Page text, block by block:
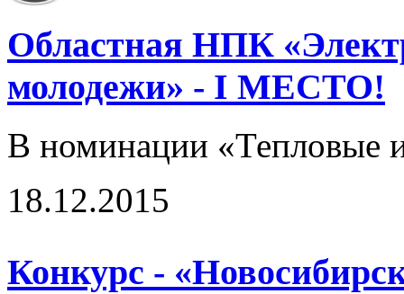
Областная НПК
молодежи» - I МЕСТО!
В номинации «Тепловые
18.12.2015
Конкурс -